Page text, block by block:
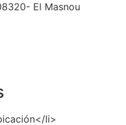
El Masnou
li>